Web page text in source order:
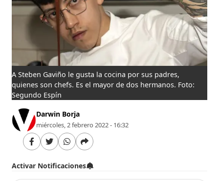
A Steben Gaviño le gusta la cocina por sus padres,
quienes son chefs. Es el mayor de dos hermanos. Foto:
Segundo Espín
Darwin Borja
miércoles, 2 febrero 2022 - 16:32
Activar Notificaciones